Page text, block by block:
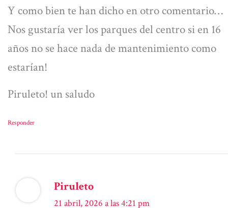
Y como bien te han dicho en otro comentario…
Nos gustaría ver los parques del centro si en 16
años no se hace nada de mantenimiento como
estarían!
Piruleto! un saludo
Responder
Piruleto
21 abril, 2026 a las 4:21 pm